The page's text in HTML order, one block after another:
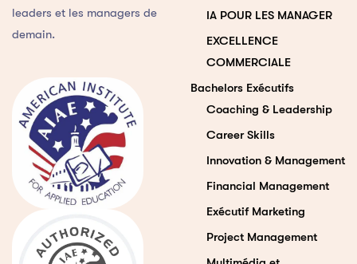
leaders et les managers de
demain.
IA POUR LES MANAGER
EXCELLENCE
COMMERCIALE
Bachelors Exécutifs
Coaching & Leadership
Career Skills
Innovation & Management
Financial Management
Exécutif Marketing
Project Management